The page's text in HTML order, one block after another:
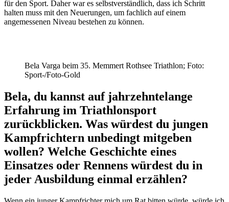
für den Sport. Daher war es selbstverständlich, dass ich Schritt
halten muss mit den Neuerungen, um fachlich auf einem
angemessenen Niveau bestehen zu können.
Bela Varga beim 35. Memmert Rothsee Triathlon; Foto:
Sport-/Foto-Gold
Bela, du kannst auf jahrzehntelange
Erfahrung im Triathlonsport
zurückblicken. Was würdest du jungen
Kampfrichtern unbedingt mitgeben
wollen? Welche Geschichte eines
Einsatzes oder Rennens würdest du in
jeder Ausbildung einmal erzählen?